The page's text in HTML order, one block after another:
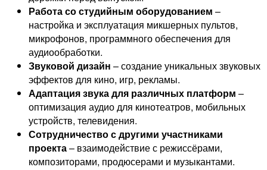
Работа со студийным оборудованием –
настройка и эксплуатация микшерных пультов,
микрофонов, программного обеспечения для
аудиообработки.
Звуковой дизайн – создание уникальных звуковых
эффектов для кино, игр, рекламы.
Адаптация звука для различных платформ –
оптимизация аудио для кинотеатров, мобильных
устройств, телевидения.
Сотрудничество с другими участниками
проекта– взаимодействие с режиссёрами,
композиторами, продюсерами и музыкантами.